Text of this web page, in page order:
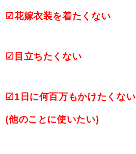
☑花嫁衣装を着たくない
☑目立ちたくない
☑1日に何百万もかけたくない
(他のことに使いたい)